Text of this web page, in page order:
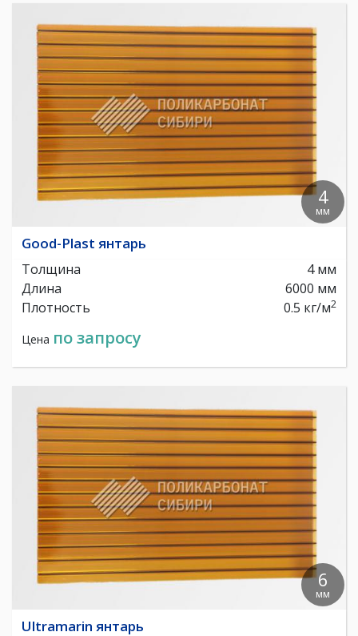
4
мм
Good-Plast янтарь
Толщина
4 мм
Длина
6000 мм
Плотность
0.5 кг/м2
Цена по запросу
6
мм
Ultramarin янтарь